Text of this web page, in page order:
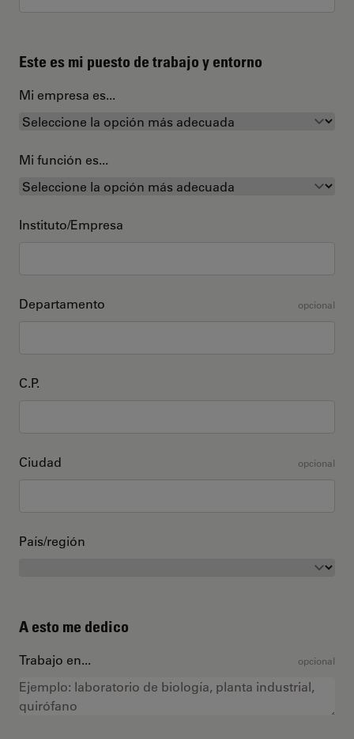
Este es mi puesto de trabajo y entorno
Mi empresa es...
Mi función es...
Instituto/Empresa
Departamento opcional
C.P.
Ciudad opcional
País/región
A esto me dedico
Trabajo en... opcional